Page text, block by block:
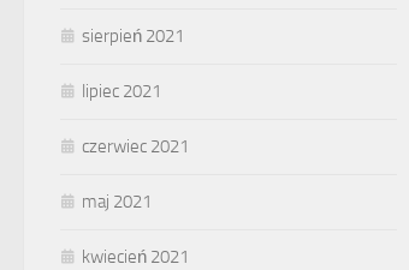
sierpień 2021
lipiec 2021
czerwiec 2021
maj 2021
kwiecień 2021